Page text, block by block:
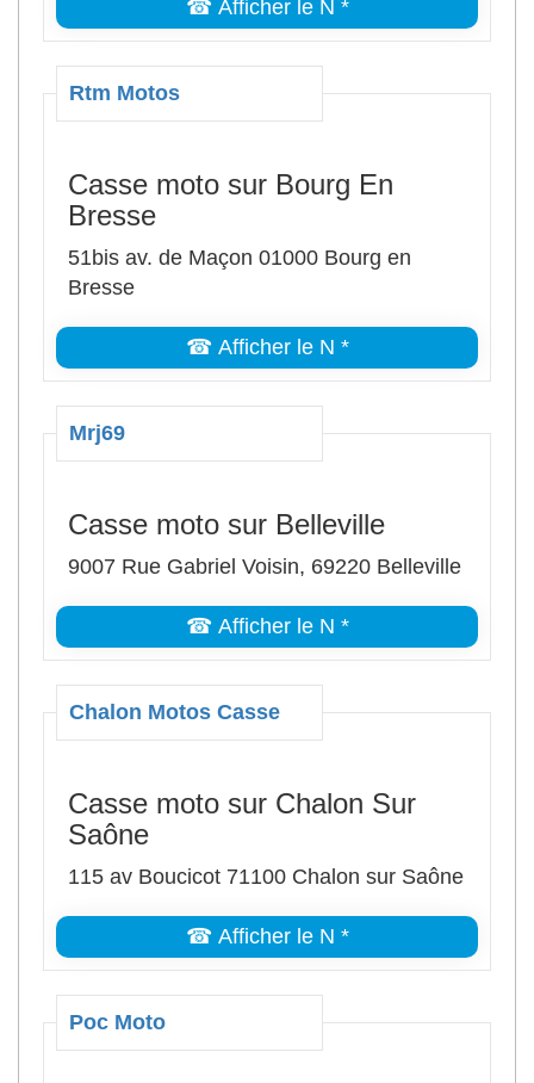
☎ Afficher le N *
Rtm Motos
Casse moto sur Bourg En
Bresse
51bis av. de Maçon 01000 Bourg en
Bresse
☎ Afficher le N *
Mrj69
Casse moto sur Belleville
9007 Rue Gabriel Voisin, 69220 Belleville
☎ Afficher le N *
Chalon Motos Casse
Casse moto sur Chalon Sur
Saône
115 av Boucicot 71100 Chalon sur Saône
☎ Afficher le N *
Poc Moto